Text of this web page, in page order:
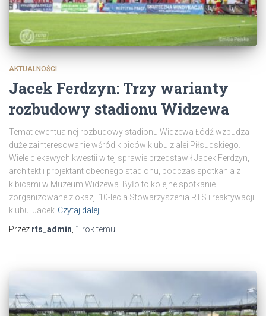
AKTUALNOŚCI
Jacek Ferdzyn: Trzy warianty
rozbudowy stadionu Widzewa
Temat ewentualnej rozbudowy stadionu Widzewa Łódź wzbudza
duże zainteresowanie wśród kibiców klubu z alei Piłsudskiego.
Wiele ciekawych kwestii w tej sprawie przedstawił Jacek Ferdzyn,
architekt i projektant obecnego stadionu, podczas spotkania z
kibicami w Muzeum Widzewa. Było to kolejne spotkanie
zorganizowane z okazji 10-lecia Stowarzyszenia RTS i reaktywacji
klubu. Jacek Czytaj dalej…
Przez rts_admin 1 roktemu